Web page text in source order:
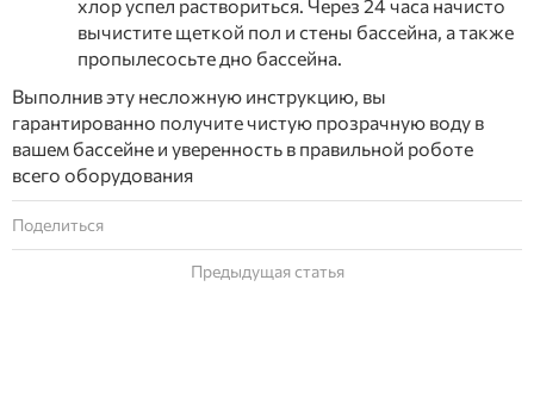
хлор успел раствориться. Через 24 часа начисто
вычистите щеткой пол и стены бассейна, а также
пропылесосьте дно бассейна.
Выполнив эту несложную инструкцию, вы
гарантированно получите чистую прозрачную воду в
вашем бассейне и уверенность в правильной роботе
всего оборудования
Поделиться
Предыдущая статья